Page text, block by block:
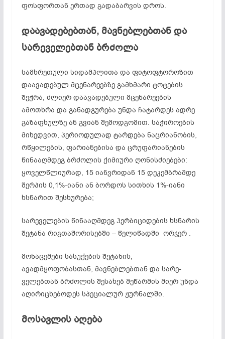
ფოსფორთან ერთად გადაბარვის დროს.
დაავადებებთან, მავნებლებთან და
სარეველებთან ბრძოლა
სამხრეთული სიდამპლითა და ფიტოფტოროზით
დაავადებულ მცენარეებზე გამხმარი ტოტების
შეჭრა, ძლიერ დაავადებული მცენარეების
ამოთხრა და განადგურება უნდა ჩატარდეს ადრე
გაზაფხულზე ან გვიან შემოდგომით. საჭიროების
მიხედვით, პერიოდულად ტარდება ნაცრიანობის,
რწყილების, ფარიანებისა და ცრუფარიანების
წინააღმდეგ ბრძოლის ქიმიური ღონისძიებები:
ყოველწლიურად, 15 იანვრიდან 15 დეკემბრამდე
შერპის 0,1%-იანი ან ბორდოს სითხის 1%-იანი
ხსნარით შესხურება;
სარეველების წინააღმდეგ ჰერბიციდების ხსნარის
შეტანა რიგთაშორისებში – წელიწადში ორჯერ .
მონაცემები სასუქების შეტანის,
ავადმყოფობასთან, მავნებლებთან და სარე­
ველებთან ბრძოლის შესახებ მეწარმის მიერ უნდა
აღირიცხებოდეს სპეციალურ ჟურნალში.
მოსავლის აღება